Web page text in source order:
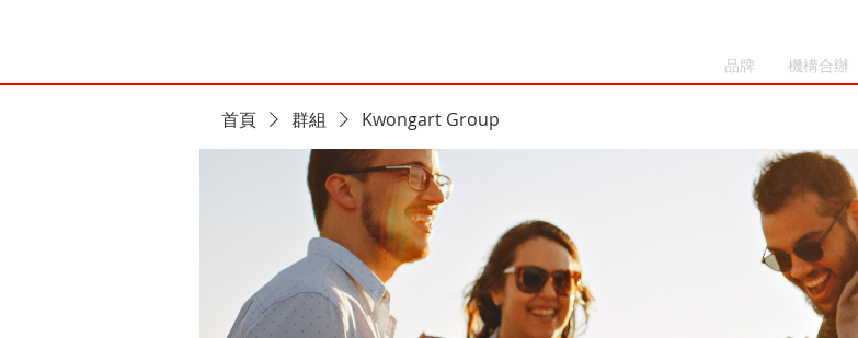
品牌 機構合辦
首頁 群組 Kwongart Group